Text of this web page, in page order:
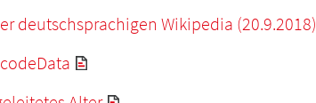
deutschsprachigen Wikipedia (20.9.2018)